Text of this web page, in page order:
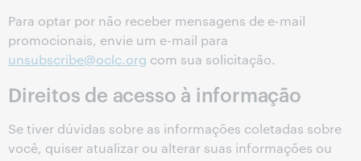
Para optar por não receber mensagens de e-mail
promocionais, envie um e-mail para
unsubscribe@oclc.org com sua solicitação.
Direitos de acesso à informação
Se tiver dúvidas sobre as informações coletadas sobre
você, quiser atualizar ou alterar suas informações ou